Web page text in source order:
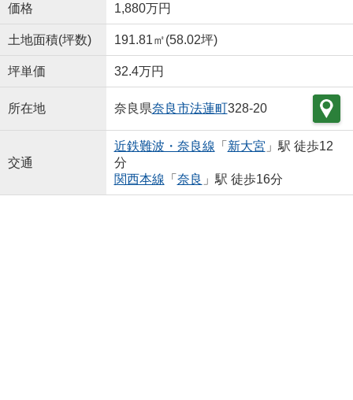
価格 1,880万円
土地面積(坪数) 191.81㎡(58.02坪)
坪単価 32.4万円
所在地 奈良県奈良市法蓮町328-20
交通
近鉄難波・奈良線 「 新大宮 」駅 徒歩12
分
関西本線 「 奈良 」駅 徒歩16分